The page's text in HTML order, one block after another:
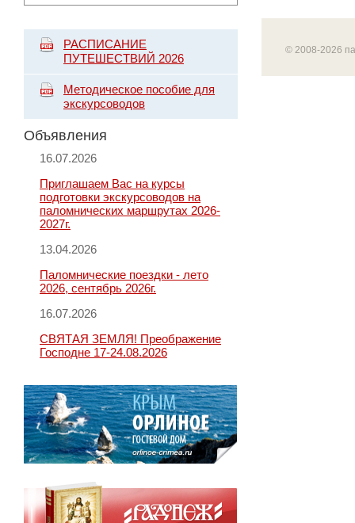
РАСПИСАНИЕ
ПУТЕШЕСТВИЙ 2026
Методическое пособие для
экскурсоводов
Объявления
16.07.2026
Приглашаем Вас на курсы
подготовки экскурсоводов на
паломнических маршрутах 2026-
2027г.
13.04.2026
Паломнические поездки - лето
2026, сентябрь 2026г.
16.07.2026
СВЯТАЯ ЗЕМЛЯ! Преображение
Господне 17-24.08.2026
© 2008-2026